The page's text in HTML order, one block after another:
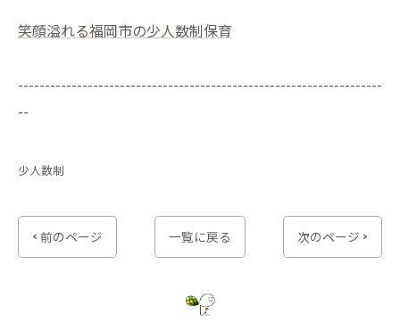
笑顔溢れる福岡市の少人数制保育
--------------------------------------------------------------------
--
少人数制
< 前のページ 一覧に戻る 次のページ >